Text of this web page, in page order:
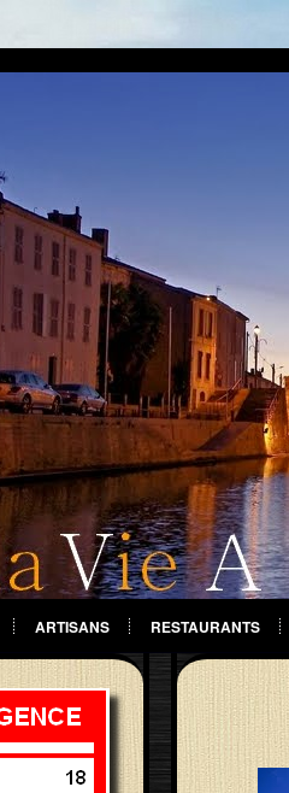
ARTISANS RESTAURANTS